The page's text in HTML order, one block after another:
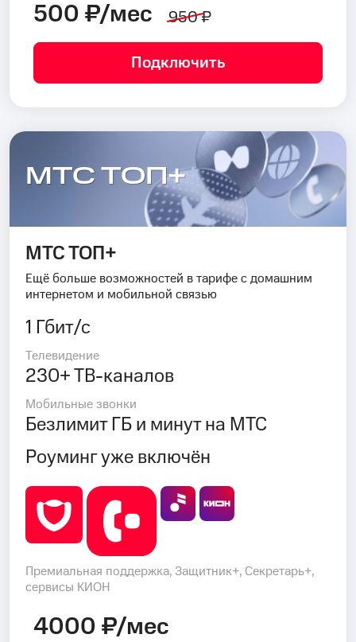
500 ₽/мес 950 ₽
Подключить
МТС ТОП+
МТС ТОП+
Ещё больше возможностей в тарифе с домашним
интернетом и мобильной связью
1 Гбит/с
Телевидение
230+ ТВ-каналов
Мобильные звонки
Безлимит ГБ и минут на МТС
Роуминг уже включён
Премиальная поддержка, Защитник+, Секретарь+,
сервисы КИОН
4000 ₽/мес